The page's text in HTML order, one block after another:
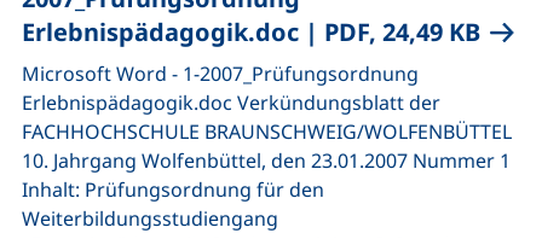
Erlebnispädagogik.doc | PDF, 24,49 KB
Microsoft Word - 1-2007_Prüfungsordnung
Erlebnispädagogik.doc Verkündungsblatt der
FACHHOCHSCHULE BRAUNSCHWEIG/WOLFENBÜTTEL
10. Jahrgang Wolfenbüttel, den 23.01.2007 Nummer 1
Inhalt: Prüfungsordnung für den
Weiterbildungsstudiengang